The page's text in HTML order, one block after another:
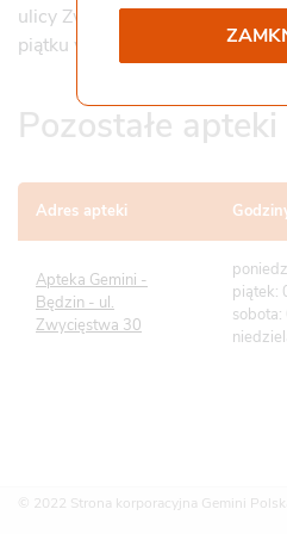
Współpraca i kontakt
Pliki do pobrania
Staż
Gemini Praca
ulicy Zwycięstwa 30 i jest
piątku w godzinach 7.00-
Pozostałe
Adres apteki
Apteka Gemini -
Będzin - ul.
Zwycięstwa 30
piątek:
© 2022 Strona korporacyjna Gemini